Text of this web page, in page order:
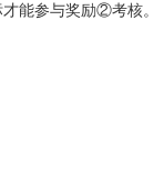
能参与奖励②考核。